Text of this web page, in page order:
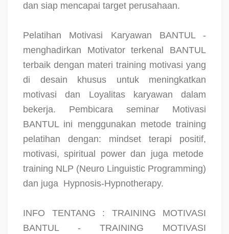
dan siap mencapai target perusahaan.
Pelatihan Motivasi Karyawan BANTUL -
menghadirkan Motivator terkenal BANTUL
terbaik dengan materi training motivasi yang
di desain khusus untuk meningkatkan
motivasi dan Loyalitas karyawan dalam
bekerja. Pembicara seminar Motivasi
BANTUL ini menggunakan metode training
pelatihan dengan: mindset terapi positif,
motivasi, spiritual power dan juga metode
training NLP (Neuro Linguistic Programming)
dan juga Hypnosis-Hypnotherapy.
INFO TENTANG : TRAINING MOTIVASI
BANTUL - TRAINING MOTIVASI